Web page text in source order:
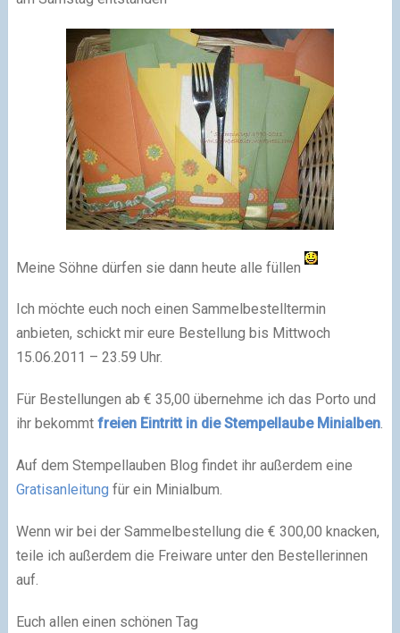
Meine Söhne dürfen sie dann heute alle füllen
Ich möchte euch noch einen Sammelbestelltermin
anbieten, schickt mir eure Bestellung bis Mittwoch
15.06.2011 – 23.59 Uhr.
Für Bestellungen ab € 35,00 übernehme ich das Porto und
ihr bekommtfreien Eintritt in die Stempellaube Minialben.
Auf dem Stempellauben Blog findet ihr außerdem eine
Gratisanleitung für ein Minialbum.
Wenn wir bei der Sammelbestellung die € 300,00 knacken,
teile ich außerdem die Freiware unter den Bestellerinnen
auf.
Euch allen einen schönen Tag